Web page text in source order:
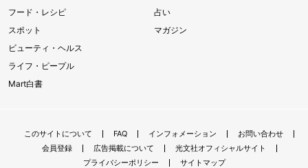
フード・レシピ
スポット
ビューティ・ヘルス
ライフ・ピープル
Mart白書
占い
マガジン
このサイトについて FAQ インフォメーション
お問い合わせ
会員登録
広告掲載について
光文社オフィシャルサイト
プライバシーポリシー
サイトマップ